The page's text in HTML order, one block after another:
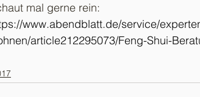
mal gerne rein:
www.abendblatt.de/service/
article212295073/Feng-Shui-